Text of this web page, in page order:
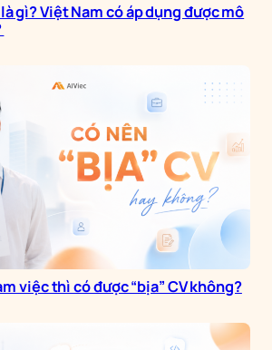
gì? Việt Nam có áp dụng được mô
việc thì có được “bịa” CV không?